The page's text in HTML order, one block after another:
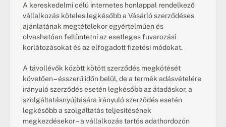
A kereskedelmi célú internetes honlappal rendelkező
vállalkozás köteles legkésőbb a Vásárló szerződéses
ajánlatának megtételekor egyértelműen és
olvashatóan feltüntetni az esetleges fuvarozási
korlátozásokat és az elfogadott fizetési módokat.
A távollévők között kötött szerződés megkötését
követően – ésszerű időn belül, de a termék adásvételére
irányuló szerződés esetén legkésőbb az átadáskor, a
szolgáltatásnyújtására irányuló szerződés esetén
legkésőbb a szolgáltatás teljesítésének
megkezdésekor – a vállalkozás tartós adathordozón